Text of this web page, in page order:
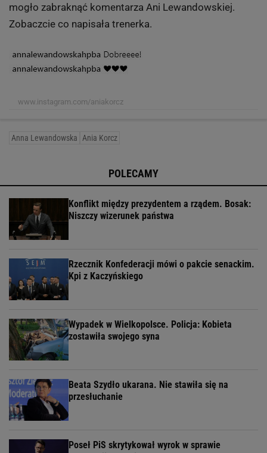
mogło zabraknąć komentarza Ani Lewandowskiej.
Zobaczcie co napisała trenerka.
www.instagram.com/aniakorcz
Anna Lewandowska Ania Korcz
POLECAMY
Konflikt między prezydentem a rządem. Bosak:
Niszczy wizerunek państwa
Rzecznik Konfederacji mówi o pakcie senackim.
Kpi z Kaczyńskiego
Wypadek w Wielkopolsce. Policja: Kobieta
zostawiła swojego syna
Beata Szydło ukarana. Nie stawiła się na
przesłuchanie
Poseł PiS skrytykował wyrok w sprawie